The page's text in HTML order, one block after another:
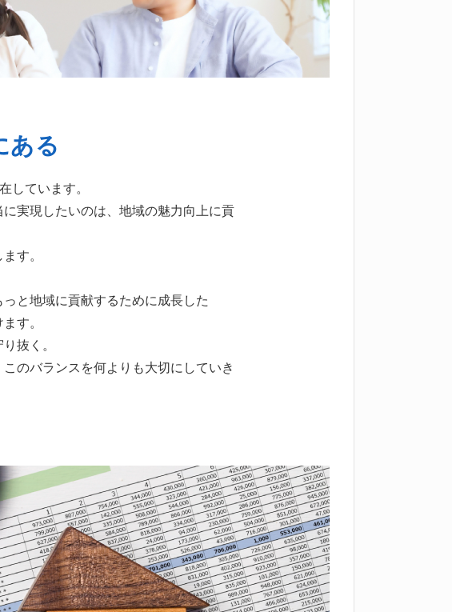
ある
しています。
実現したいのは、地域の魅力向上に貢
す。
と地域に貢献するために成長した
す。
抜く。
のバランスを何よりも大切にしていき